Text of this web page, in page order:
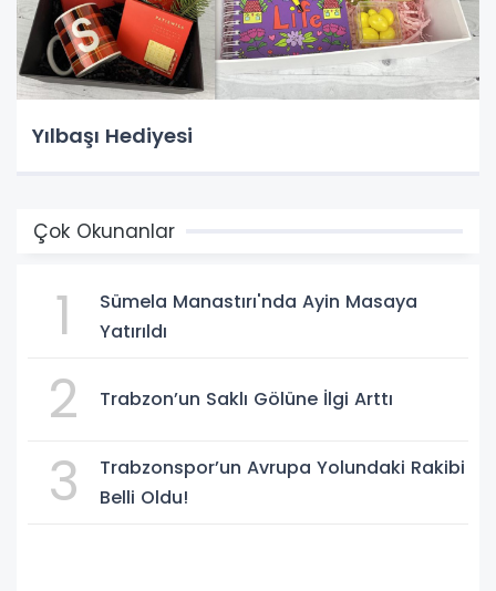
Yılbaşı Hediyesi
Çok Okunanlar
1
Sümela Manastırı'nda Ayin Masaya
Yatırıldı
2 Trabzon’un Saklı Gölüne İlgi Arttı
3
Trabzonspor’un Avrupa Yolundaki Rakibi
Belli Oldu!